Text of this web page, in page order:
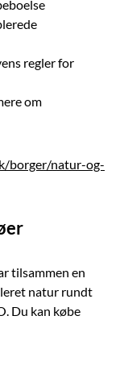
regler for
om
borger/natur-og-
tilsammen en
natur rundt
Du kan købe